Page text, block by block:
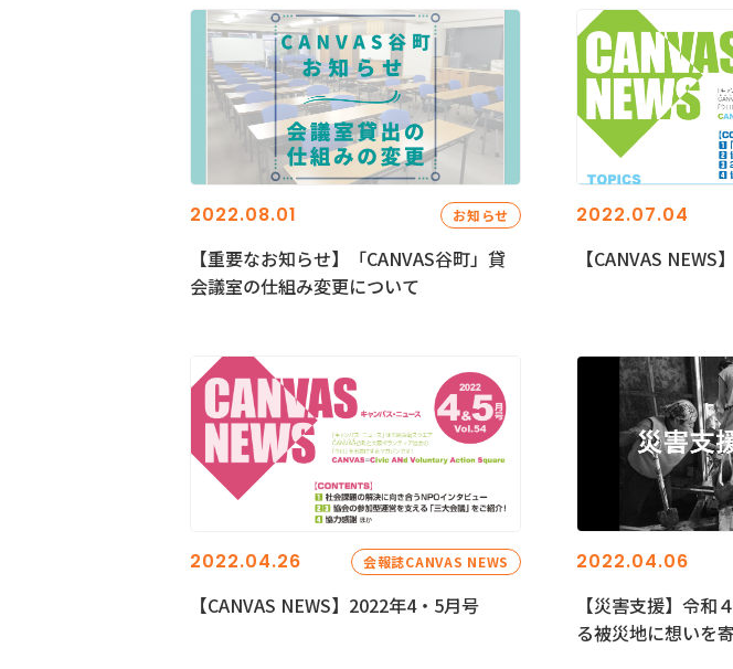
2022.08.01 お知らせ
【重要なお知らせ】「CANVAS谷町」貸
会議室の仕組み変更について
2022.07.04
【CANVAS
2022.04.26 会報誌CANVAS NEWS
【CANVAS NEWS】2022年4・5月号
2022.04.06
【災害支援】令和
る被災地に想いを